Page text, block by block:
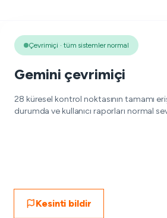
Çevrimiçi · tüm sistemler normal
Gemini çevrimiçi
28 küresel kontrol noktasının tamamı
durumda ve kullanıcı raporları normal
Kesinti bildir